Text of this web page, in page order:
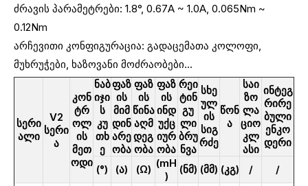
ძრავის პარამეტრები: 1.8°, 0.67A ~ 1.0A, 0.065Nm ~
0.12Nm
არჩევითი კონფიგურაცია: გადაცემათა კოლოფი,
მუხრუჭები, ხაზოვანი მოძრაობები...
სერი
ალი
V2
სერი
ა
კონ
ტრ
ოლ
ის
მეთ
ოდი
ნაბ
იჯი
ს
კუ
თხ
ე
ფაზ
ის
მიმ
დინ
არე
ობა
ფაზ
ის
წინა
აღმ
დეგ
ობა
ფაზ
ის
ინდ
უქც
იურ
ობა
რეი
ტინ
გუ
ლი
ბრუ
ნვა
სხე
ულ
ის
სიგ
რძე
წონ
ა
საი
ზო
ლა
ციო
კლ
ასი
ინტეგ
რირე
ბული
ენკო
დერი
(°) (ა) (Ω) (mH
)
(ნმ) (მმ) (კგ) / /